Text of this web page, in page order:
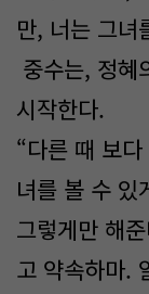
만, 너는 그녀
중수는, 정혜
시작한다.
“다른 때 보
녀를 볼 수 있
그렇게만 해
고 약속하마.